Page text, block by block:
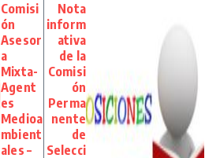
Comisi
ón
Asesor
a
Mixta-
Agent
es
Medioa
mbient
ales –
Nota
inform
ativa
de la
Comisi
ón
Perma
nente
de
Selecci